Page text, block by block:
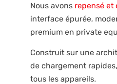
Nous avons repensé et
interface épurée,
premium en private
Construit sur une
de chargement
tous les appareils.